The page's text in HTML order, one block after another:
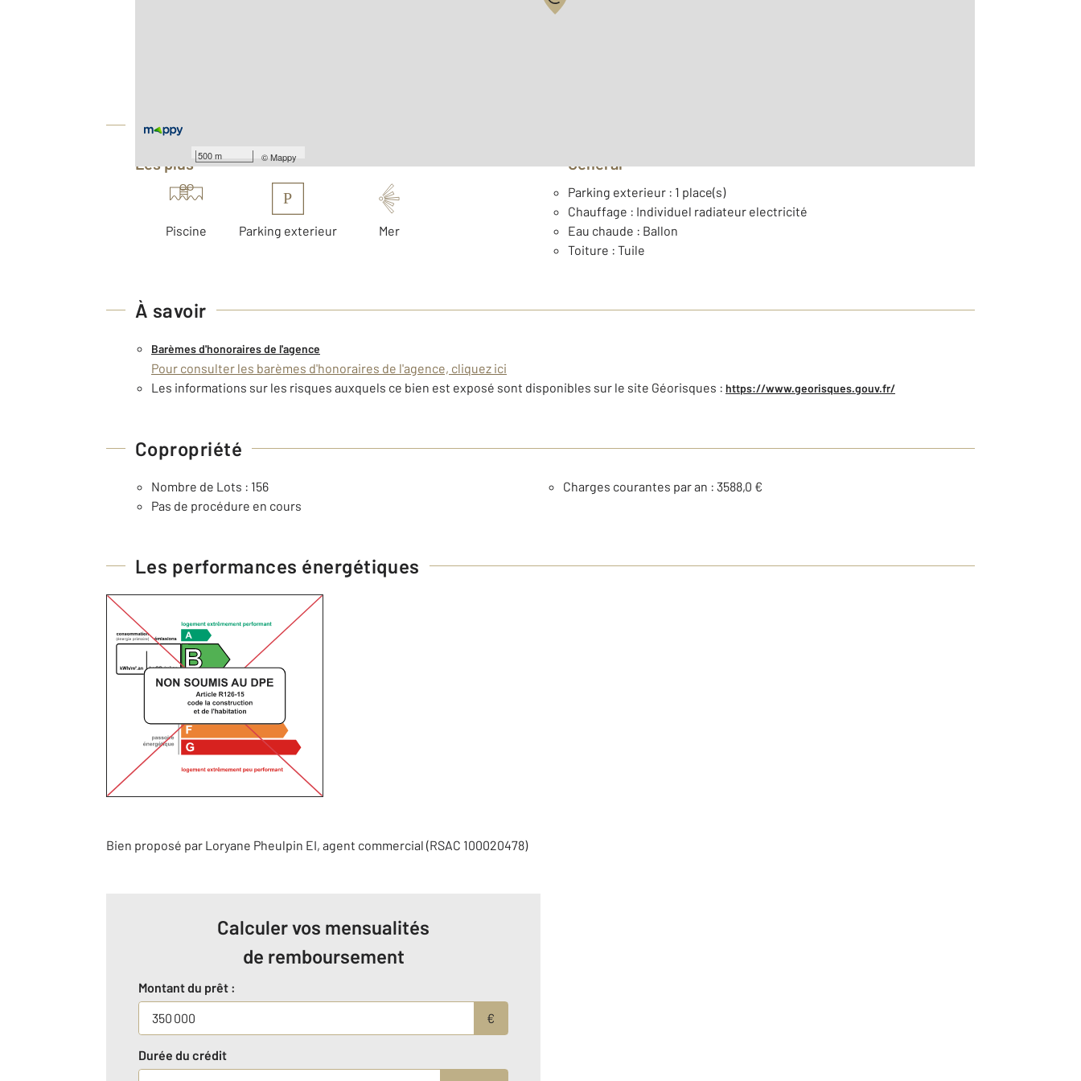
500 m ©Mappy
Équipements
Les plus
Piscine
P
Parking exterieur Mer
Général
Parking exterieur : 1 place(s)
Chauffage : Individuel radiateur electricité
Eau chaude : Ballon
Toiture : Tuile
À savoir
Barèmes d'honoraires de l'agence
Pour consulter les barèmes d'honoraires de l'agence, cliquez ici
Les informations sur les risques auxquels ce bien est exposé sont disponibles sur le site Géorisques : https://www.georisques.gouv.fr/
Copropriété
Nombre de Lots : 156
Charges courantes par an : 3588,0 €
Pas de procédure en cours
Les performances énergétiques
Bien proposé par Loryane Pheulpin EI, agent commercial (RSAC 100020478)
Calculer vos mensualités
de remboursement
Montant du prêt :
€
Durée du crédit